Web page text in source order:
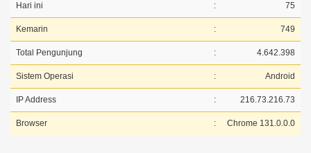
Hari ini : 75
Kemarin : 749
Total Pengunjung : 4.642.398
Sistem Operasi : Android
IP Address : 216.73.216.73
Browser : Chrome 131.0.0.0